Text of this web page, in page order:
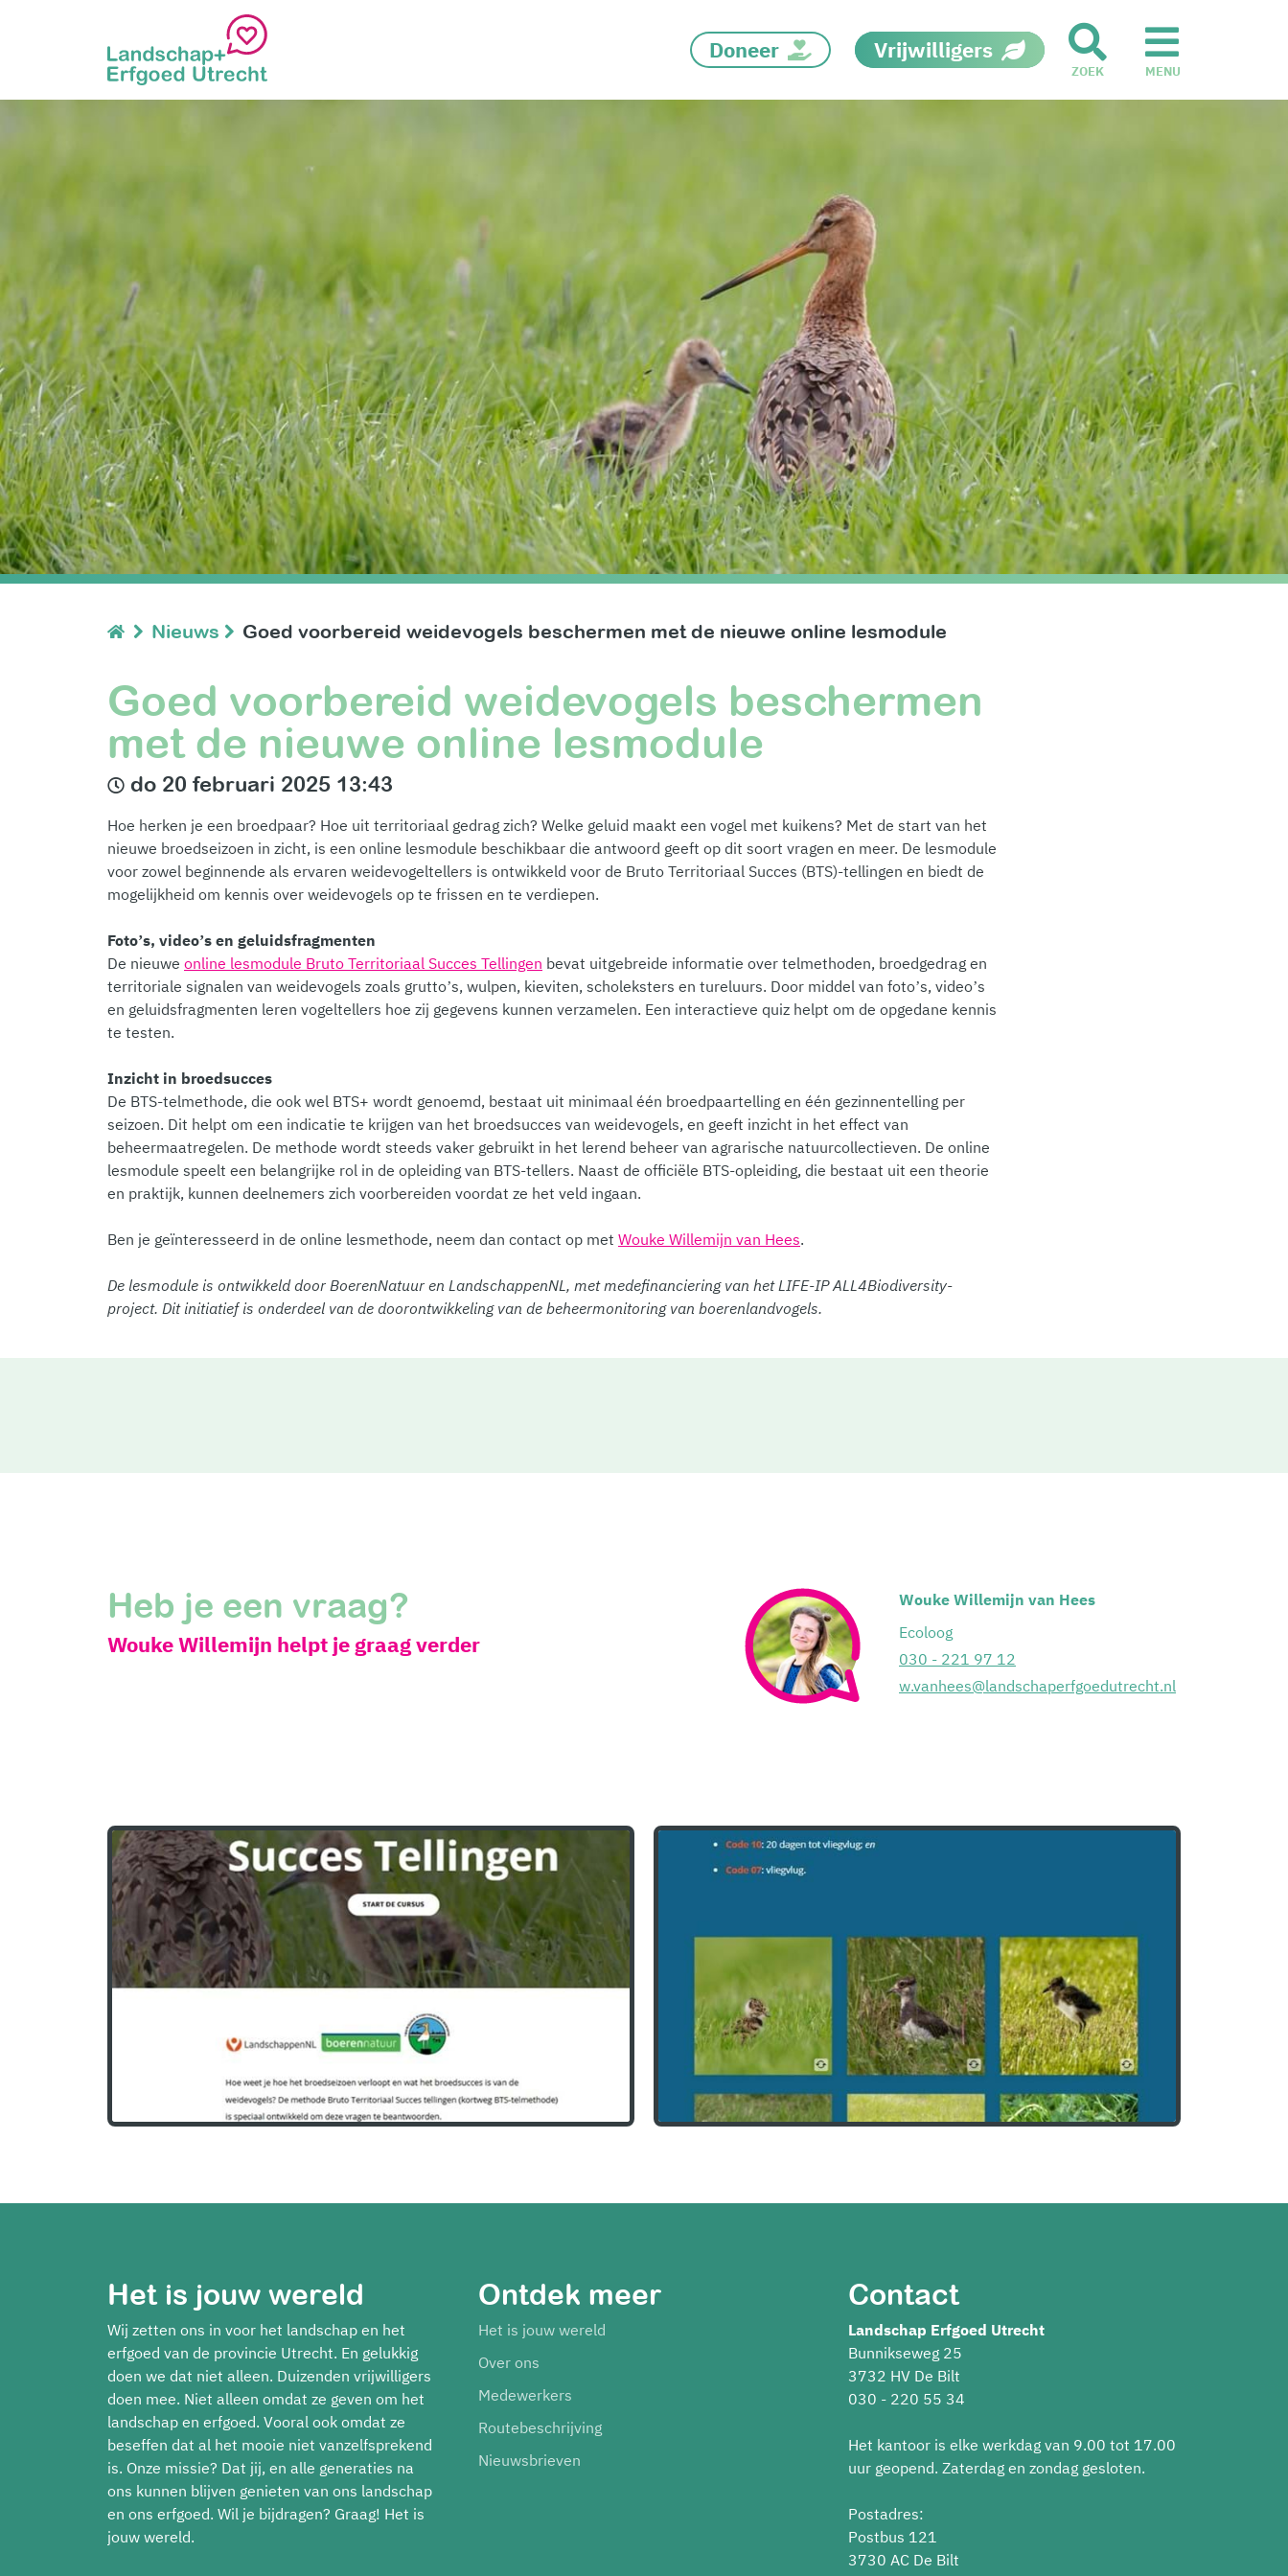
Doneer Vrijwilligers
ZOEK MENU
Nieuws Goed voorbereid weidevogels beschermen met de nieuwe online lesmodule
Goed voorbereid weidevogels beschermen
met de nieuwe online lesmodule
do 20 februari 2025 13:43
Hoe herken je een broedpaar? Hoe uit territoriaal gedrag zich? Welke geluid maakt een vogel met kuikens? Met de start van het
nieuwe broedseizoen in zicht, is een online lesmodule beschikbaar die antwoord geeft op dit soort vragen en meer. De lesmodule
voor zowel beginnende als ervaren weidevogeltellers is ontwikkeld voor de Bruto Territoriaal Succes (BTS)-tellingen en biedt de
mogelijkheid om kennis over weidevogels op te frissen en te verdiepen.
Foto’s, video’s en geluidsfragmenten
De nieuwe online lesmodule Bruto Territoriaal Succes Tellingen bevat uitgebreide informatie over telmethoden, broedgedrag en
territoriale signalen van weidevogels zoals grutto’s, wulpen, kieviten, scholeksters en tureluurs. Door middel van foto’s, video’s
en geluidsfragmenten leren vogeltellers hoe zij gegevens kunnen verzamelen. Een interactieve quiz helpt om de opgedane kennis
te testen.
Inzicht in broedsucces
De BTS-telmethode, die ook wel BTS+ wordt genoemd, bestaat uit minimaal één broedpaartelling en één gezinnentelling per
seizoen. Dit helpt om een indicatie te krijgen van het broedsucces van weidevogels, en geeft inzicht in het effect van
beheermaatregelen. De methode wordt steeds vaker gebruikt in het lerend beheer van agrarische natuurcollectieven. De online
lesmodule speelt een belangrijke rol in de opleiding van BTS-tellers. Naast de officiële BTS-opleiding, die bestaat uit een theorie
en praktijk, kunnen deelnemers zich voorbereiden voordat ze het veld ingaan.
Ben je geïnteresseerd in de online lesmethode, neem dan contact op met Wouke Willemijn van Hees.
De lesmodule is ontwikkeld door BoerenNatuur en LandschappenNL, met medefinanciering van het LIFE-IP ALL4Biodiversity-
project. Dit initiatief is onderdeel van de doorontwikkeling van de beheermonitoring van boerenlandvogels.
Heb je een vraag?
Wouke Willemijn helpt je graag verder
Wouke Willemijn van Hees
Ecoloog
030 - 221 97 12
w.vanhees@landschaperfgoedutrecht.nl
Het is jouw wereld
Wij zetten ons in voor het landschap en het
erfgoed van de provincie Utrecht. En gelukkig
doen we dat niet alleen. Duizenden vrijwilligers
doen mee. Niet alleen omdat ze geven om het
landschap en erfgoed. Vooral ook omdat ze
beseffen dat al het mooie niet vanzelfsprekend
is. Onze missie? Dat jij, en alle generaties na
ons kunnen blijven genieten van ons landschap
en ons erfgoed. Wil je bijdragen? Graag! Het is
jouw wereld.
Ontdek meer
Het is jouw wereld
Over ons
Medewerkers
Routebeschrijving
Nieuwsbrieven
Contact
Landschap Erfgoed Utrecht
Bunnikseweg 25
3732 HV De Bilt
030 - 220 55 34
Het kantoor is elke werkdag van 9.00 tot 17.00
uur geopend. Zaterdag en zondag gesloten.
Postadres:
Postbus 121
3730 AC De Bilt